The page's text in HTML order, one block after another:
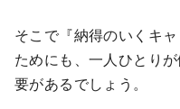
そこで『納得のいくキ
ためにも、一人ひとり
要があるでしょう。